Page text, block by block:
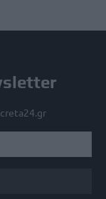
creta24.gr